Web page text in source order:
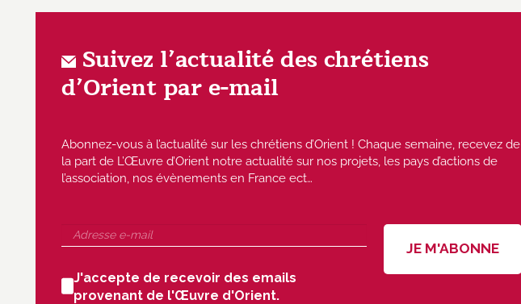
Suivez l’actualité des chrétiens
d’Orient par e-mail
Abonnez-vous à l’actualité sur les chrétiens d’Orient ! Chaque semaine, recevez de
la part de L’Œuvre d’Orient notre actualité sur nos projets, les pays d’actions de
l’association, nos évènements en France ect…
J'accepte de recevoir des emails
provenant de l'Œuvre d'Orient.